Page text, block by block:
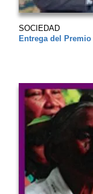
SOCIEDAD
Entrega del